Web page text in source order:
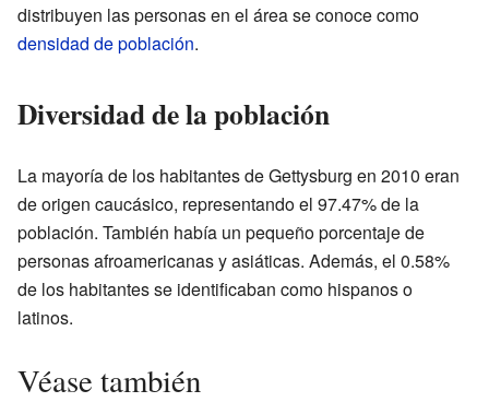
distribuyen las personas en el área se conoce como
densidad de población.
Diversidad de la población
La mayoría de los habitantes de Gettysburg en 2010 eran
de origen caucásico, representando el 97.47% de la
población. También había un pequeño porcentaje de
personas afroamericanas y asiáticas. Además, el 0.58%
de los habitantes se identificaban como hispanos o
latinos.
Véase también